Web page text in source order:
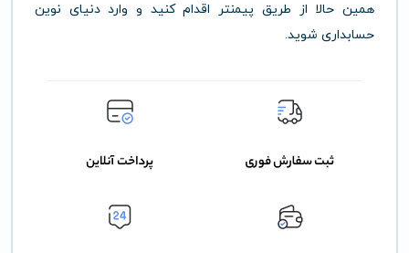
همین حالا از طریق پیمنتر اقدام کنید و وارد دنیای نوین
حسابداری شوید.